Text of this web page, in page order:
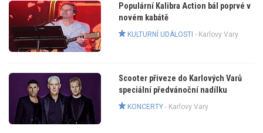
Populární Kalibra Action bál poprvé v
novém kabátě
KULTURNÍ UDÁLOSTI - Karlovy Vary
Scooter přiveze do Karlových Varů
speciální předvánoční nadílku
KONCERTY- Karlovy Vary